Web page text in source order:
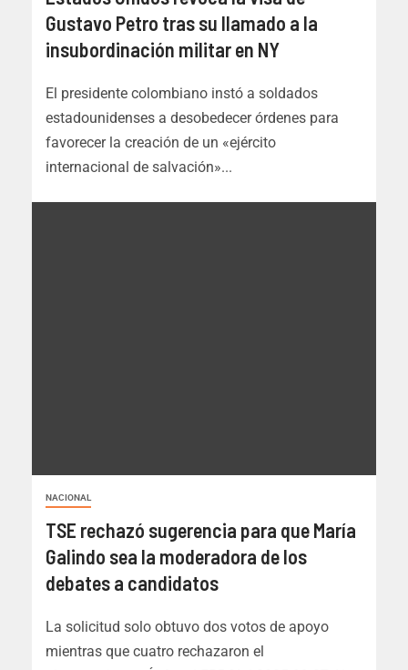
Gustavo Petro tras su llamado a la
insubordinación militar en NY
El presidente colombiano instó a soldados
estadounidenses a desobedecer órdenes para
favorecer la creación de un «ejército
internacional de salvación»...
NACIONAL
TSE rechazó sugerencia para que María
Galindo sea la moderadora de los
debates a candidatos
La solicitud solo obtuvo dos votos de apoyo
mientras que cuatro rechazaron el